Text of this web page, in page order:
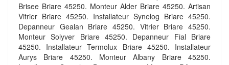
Brisee Briare 45250. Monteur Alder Briare 45250. Artisan
Vitrier Briare 45250. Installateur Synelog Briare 45250.
Depanneur Gealan Briare 45250. Vitrier Briare 45250.
Monteur Solyver Briare 45250. Depanneur Fial Briare
45250. Installateur Termolux Briare 45250. Installateur
Aurys Briare 45250. Monteur Albany Briare 45250.